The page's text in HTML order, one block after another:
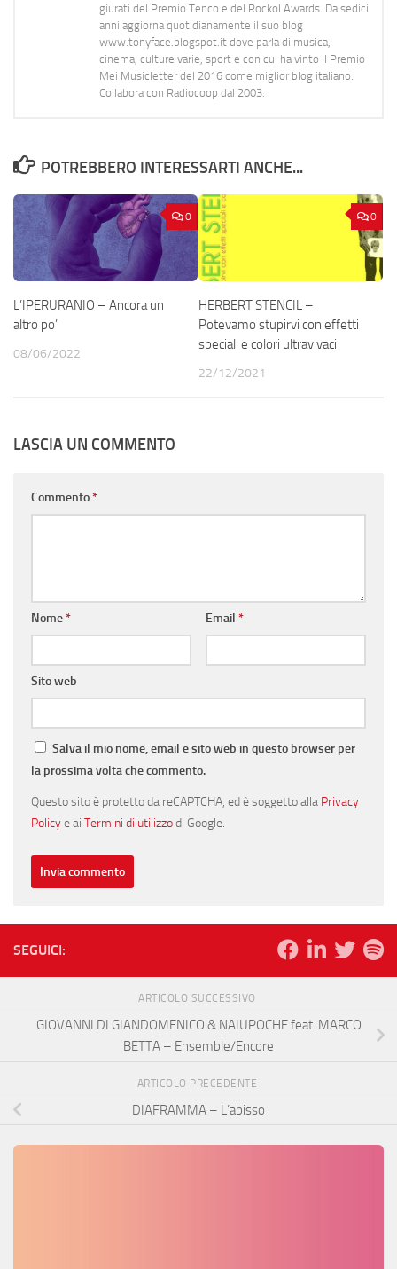
giurati del Premio Tenco e del Rockol Awards. Da sedici
anni aggiorna quotidianamente il suo blog
www.tonyface.blogspot.it dove parla di musica,
cinema, culture varie, sport e con cui ha vinto il Premio
Mei Musicletter del 2016 come miglior blog italiano.
Collabora con Radiocoop dal 2003.
POTREBBERO INTERESSARTI ANCHE...
0
L’IPERURANIO – Ancora un
altro po’
08/06/2022
0
HERBERT STENCIL –
Potevamo stupirvi con effetti
speciali e colori ultravivaci
22/12/2021
LASCIA UN COMMENTO
Commento*
Nome* Email *
Sito web
Salva il mio nome, email e sito web in questo browser per
la prossima volta che commento.
Questo sito è protetto da reCAPTCHA, ed è soggetto alla Privacy
Policye ai Termini di utilizzodi Google.
SEGUICI:
ARTICOLO SUCCESSIVO
GIOVANNI DI GIANDOMENICO & NAIUPOCHE feat. MARCO
BETTA – Ensemble/Encore
ARTICOLO PRECEDENTE
DIAFRAMMA – L’abisso